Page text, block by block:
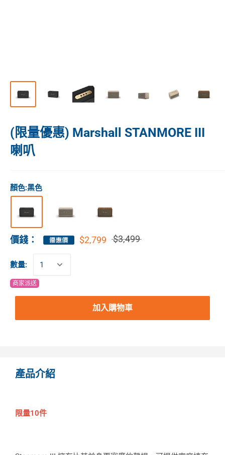
(限量優惠) Marshall STANMORE III
喇叭
顏色:黑色
價錢： $2,799 $3,499
數量:
商家派送
加入購物車
產品介紹
限量10件